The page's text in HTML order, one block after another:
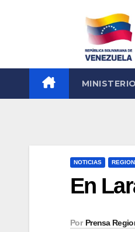
MINISTERIO
NOTICIAS
En
Por Prensa